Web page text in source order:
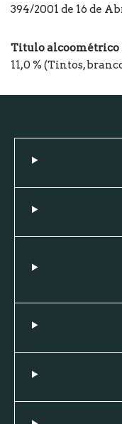
394/2001 de 16 de
Titulo
11,0 % (Tintos,